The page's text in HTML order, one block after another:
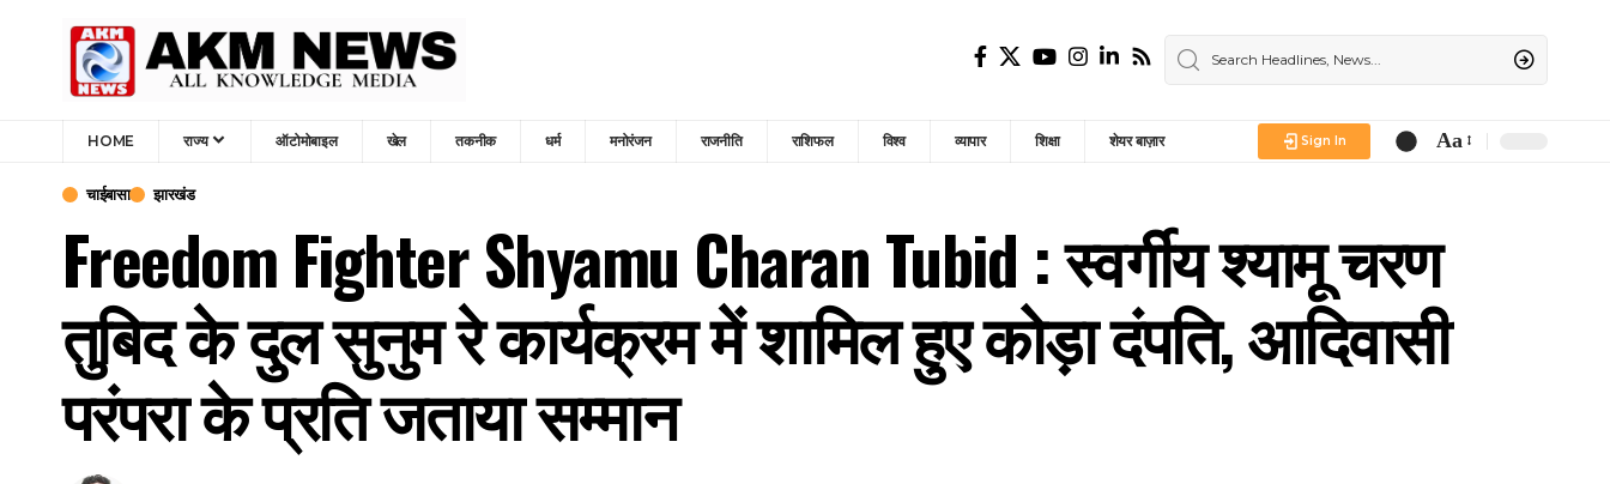
HOME राज्य ऑटोमोबाइल खेल तकनीक धर्म मनोरंजन राजनीति राशिफल विश्व व्यापार शिक्षा शेयर बाज़ार Sign In
Font
Aa
चाईबासा झारखंड
Freedom Fighter Shyamu Charan Tubid : स्वर्गीय श्यामू चरण
तुबिद के दुल सुनुम रे कार्यक्रम में शामिल हुए कोड़ा दंपति, आदिवासी
परंपरा के प्रति जताया सम्मान